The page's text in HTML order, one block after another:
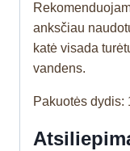
anksčiau
katė visada
vandens.
Pakuotės dydis: